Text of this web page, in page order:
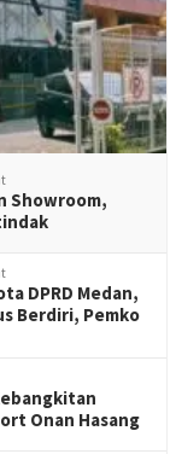
Showroom,
DPRD Medan,
Berdiri, Pemko
Onan Hasang